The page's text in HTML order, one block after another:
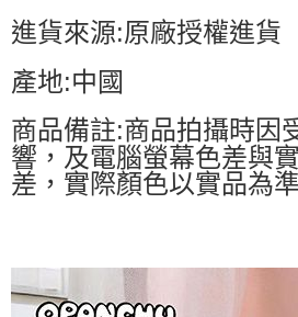
進貨來源:原廠授權進貨
產地:中國
商品備註:商品拍攝時因
響，及電腦螢幕色差與
差，實際顏色以實品為準